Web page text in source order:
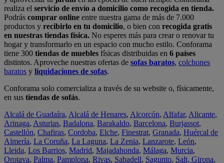
realiza el servicio de envío a domicilio como recogida en tienda.
Podrás comprar online entre nuestra gama de más de 7.000
productos y recibirlo en tu domicilio, o bien con recogida gratis
en nuestras tiendas física. No esperes más para crear o renovar tu
hogar y transformarlo en un espacio con mucho estilo. Conforama
tiene 300 tiendas de muebles físicas distribuidas en 6 países
distintos. Aproveche nuestras ofertas de sofas baratos, colchones
baratos y liquidaciones de sofas.
Conforama solo comercializa a través de su website o, físicamente,
en sus tiendas de sofás.
Alcalá de Guadaíra, Alcalá de Henares, Alcorcón, Alfafar, Alicante,
Arinaga, Asturias, Badalona, Barakaldo, Barcelona, Burjassot,
Castellón, Chafiras, Cordoba, Elche, Finestrat, Granada, Huércal de
Almería, La Coruña, La Laguna, La Zenia, Lanzarote, León,
Lleida, Los Barrios, Madrid, Majadahonda, Málaga, Murcia,
Orotava, Palma, Pamplona, Rivas, Sabadell, Sagunto, Salt, Girona,